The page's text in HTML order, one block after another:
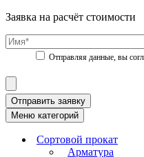
Заявка на расчёт стоимости
Отправить заявку
Меню категорий
Сортовой прокат
Арматура